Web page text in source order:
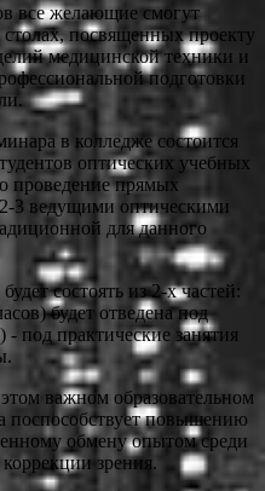
все желающие смогут
посвященных проекту
медицинской техники и
подготовки
в колледже состоится
оптических учебных
проведение прямых
3 ведущими оптическими
для данного
состоять из 2-х частей:
будет отведена под
- под практические занятия
важном образовательном
поспособствует повышению
обмену опытом среди
зрения.